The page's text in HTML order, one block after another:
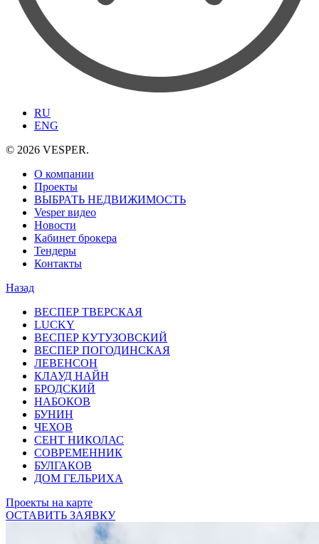
RU
ENG
© 2026 VESPER.
О компании
Проекты
ВЫБРАТЬ НЕДВИЖИМОСТЬ
Vesper видео
Новости
Кабинет брокера
Тендеры
Контакты
Назад
ВЕСПЕР ТВЕРСКАЯ
LUCKY
ВЕСПЕР КУТУЗОВСКИЙ
ВЕСПЕР ПОГОДИНСКАЯ
ЛЕВЕНСОН
КЛАУД НАЙН
БРОДСКИЙ
НАБОКОВ
БУНИН
ЧЕХОВ
СЕНТ НИКОЛАС
СОВРЕМЕННИК
БУЛГАКОВ
ДОМ ГЕЛЬРИХА
Проекты на карте
ОСТАВИТЬ ЗАЯВКУ